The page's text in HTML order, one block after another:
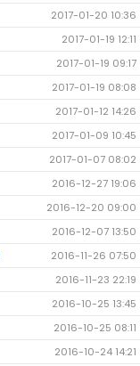
2017-01-20 10:36
2017-01-19 12:11
2017-01-19 09:17
2017-01-19 08:08
2017-01-12 14:26
2017-01-09 10:45
2017-01-07 08:02
2016-12-27 19:06
2016-12-20 09:00
2016-12-07 13:50
2016-11-26 07:50
2016-11-23 22:19
2016-10-25 13:45
2016-10-25 08:11
2016-10-24 14:21